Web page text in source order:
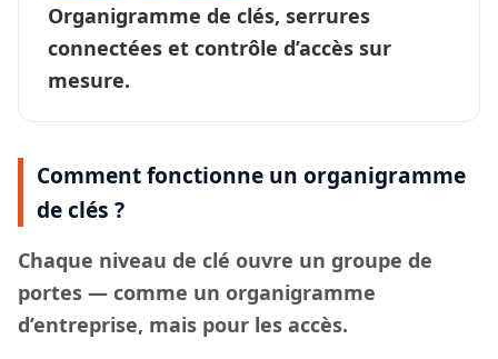
Organigramme de clés, serrures
connectées et contrôle d’accès sur
mesure.
Comment fonctionne un organigramme
de clés ?
Chaque niveau de clé ouvre un groupe de
portes — comme un organigramme
d’entreprise, mais pour les accès.